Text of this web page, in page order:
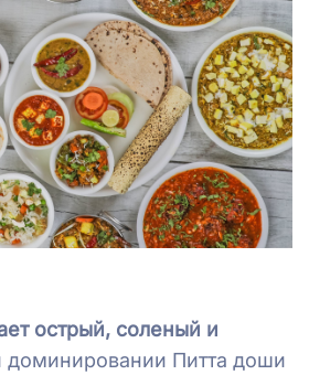
острый, соленый и
доминировании Питта доши